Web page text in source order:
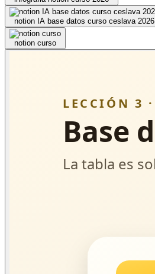
notion IA base datos curso ceslava 2026
notion curso